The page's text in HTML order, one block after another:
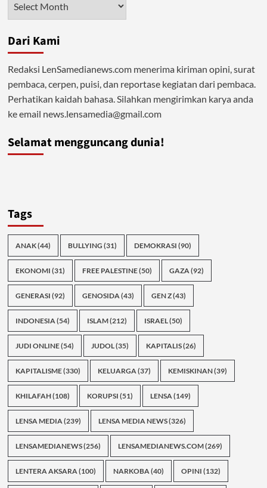
Dari Kami
Redaksi LenSamedianews.com menerima kiriman opini, surat
pembaca, cerpen, puisi, dan reportase kegiatan dari pembaca.
Perhatikan kaidah bahasa. Silahkan mengirimkan karya anda
ke email news.lensamedia@gmail.com
Selamat mengguncang dunia!
Tags
ANAK(44) BULLYING (31) DEMOKRASI (90)
EKONOMI (31) FREE PALESTINE(50) GAZA(92)
GENERASI (92) GENOSIDA(43) GEN Z(43)
INDONESIA(54) ISLAM(212) ISRAEL(50)
JUDI ONLINE(54) JUDOL(35) KAPITALIS(26)
KAPITALISME(330) KELUARGA(37) KEMISKINAN(39)
KHILAFAH(108) KORUPSI (51) LENSA(149)
LENSA MEDIA(239) LENSA MEDIA NEWS(326)
LENSAMEDIANEWS(256) LENSAMEDIANEWS.COM(269)
LENTERA AKSARA(100) NARKOBA(40) OPINI (132)